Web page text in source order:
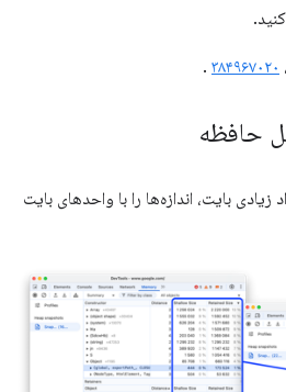
، ۳۸۴۹۶۷۰۲۰ .
حافظه
زیادی بایت، اندازه‌ها را با واحدهای بایت